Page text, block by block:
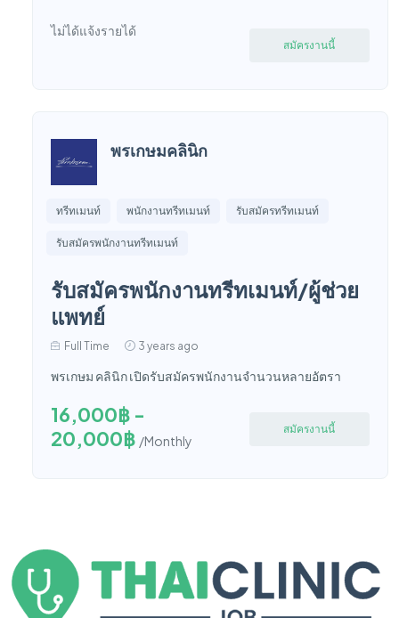
ไม่ได้แจ้งรายได้
สมัครงานนี้
พรเกษมคลินิก
ทรีทเมนท์ พนักงานทรีทเมนท์ รับสมัครทรีทเมนท์
รับสมัครพนักงานทรีทเมนท์
รับสมัครพนักงานทรีทเมนท์/ผู้ช่วย
แพทย์
Full Time 3 years ago
พรเกษม คลินิก เปิดรับสมัครพนักงานจำนวนหลายอัตรา
16,000฿ -
20,000฿ /Monthly
สมัครงานนี้